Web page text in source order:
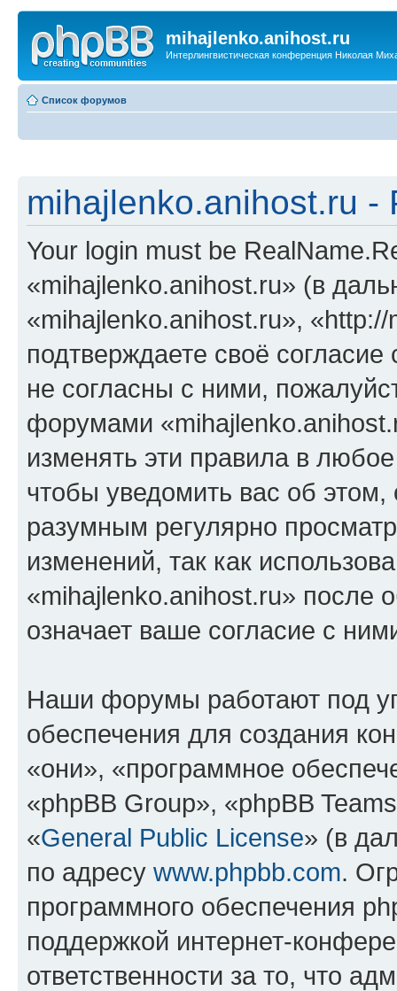
mihajlenko.anihost.ru
Интерлингвистическая конференция Николая
Список форумов
mihajlenko.anihost.ru -
Your login must be
«mihajlenko.anihost.ru» (в
«mihajlenko.anihost.ru»,
подтверждаете своё
не согласны с ними,
форумами
изменять эти правила в
чтобы уведомить вас об
разумным регулярно
изменений, так как
«mihajlenko.anihost.ru» после
означает ваше согласие с
Наши форумы работают под
обеспечения для создания
«они», «программное
«phpBB Group», «phpBB
«General Public License» (в
по адресу www.phpbb.com.
программного обеспечения
поддержкой интернет-
ответственности за то, что